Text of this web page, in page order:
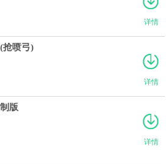
详情
详情
抢喷弓)
详情
版